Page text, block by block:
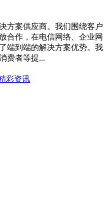
方案供应商。我们围绕客户
合作，在电信网络、企业网
端到端的解决方案优势。我
费者等提...
彩资讯